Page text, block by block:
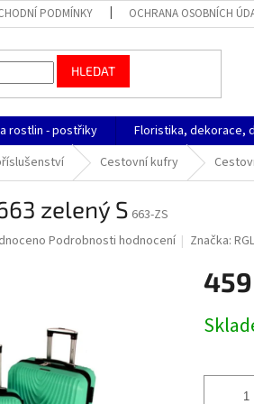
PODMÍNKY OCHRANA OSOBNÍCH
HLEDAT
rostlin - postřiky Floristika, dekorace,
Cestovní kufry
zelený S 663-ZS
Podrobnosti hodnocení Značka:RGL
cena: